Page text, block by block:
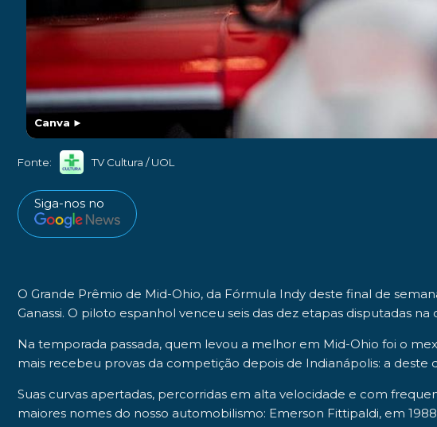
Canva ►
Fonte: TV Cultura / UOL
Siga-nos no
O Grande Prêmio de Mid-Ohio, da Fórmula Indy deste final de
Ganassi. O piloto espanhol venceu seis das dez etapas disputadas na
Na temporada passada, quem levou a melhor em Mid-Ohio foi o
mais recebeu provas da competição depois de Indianápolis: a deste
Suas curvas apertadas, percorridas em alta velocidade e com
maiores nomes do nosso automobilismo: Emerson Fittipaldi, em